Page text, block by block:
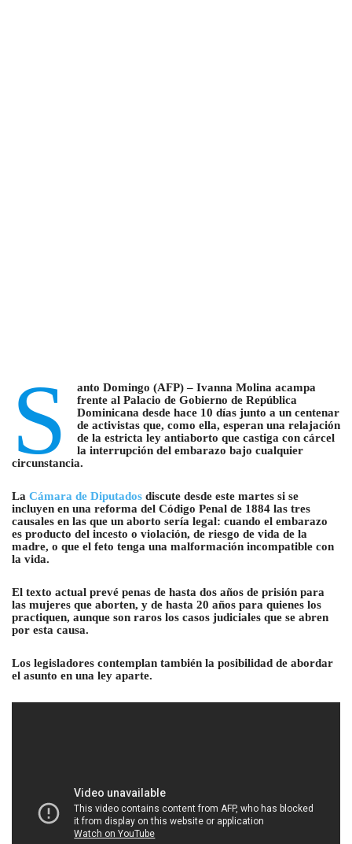
S
anto Domingo (AFP) – Ivanna Molina acampa
frente al Palacio de Gobierno de República
Dominicana desde hace 10 días junto a un centenar
de activistas que, como ella, esperan una relajación
de la estricta ley antiaborto que castiga con cárcel
la interrupción del embarazo bajo cualquier
circunstancia.
La Cámara de Diputados discute desde este martes si se
incluyen en una reforma del Código Penal de 1884 las tres
causales en las que un aborto sería legal: cuando el embarazo
es producto del incesto o violación, de riesgo de vida de la
madre, o que el feto tenga una malformación incompatible con
la vida.
El texto actual prevé penas de hasta dos años de prisión para
las mujeres que aborten, y de hasta 20 años para quienes los
practiquen, aunque son raros los casos judiciales que se abren
por esta causa.
Los legisladores contemplan también la posibilidad de abordar
el asunto en una ley aparte.